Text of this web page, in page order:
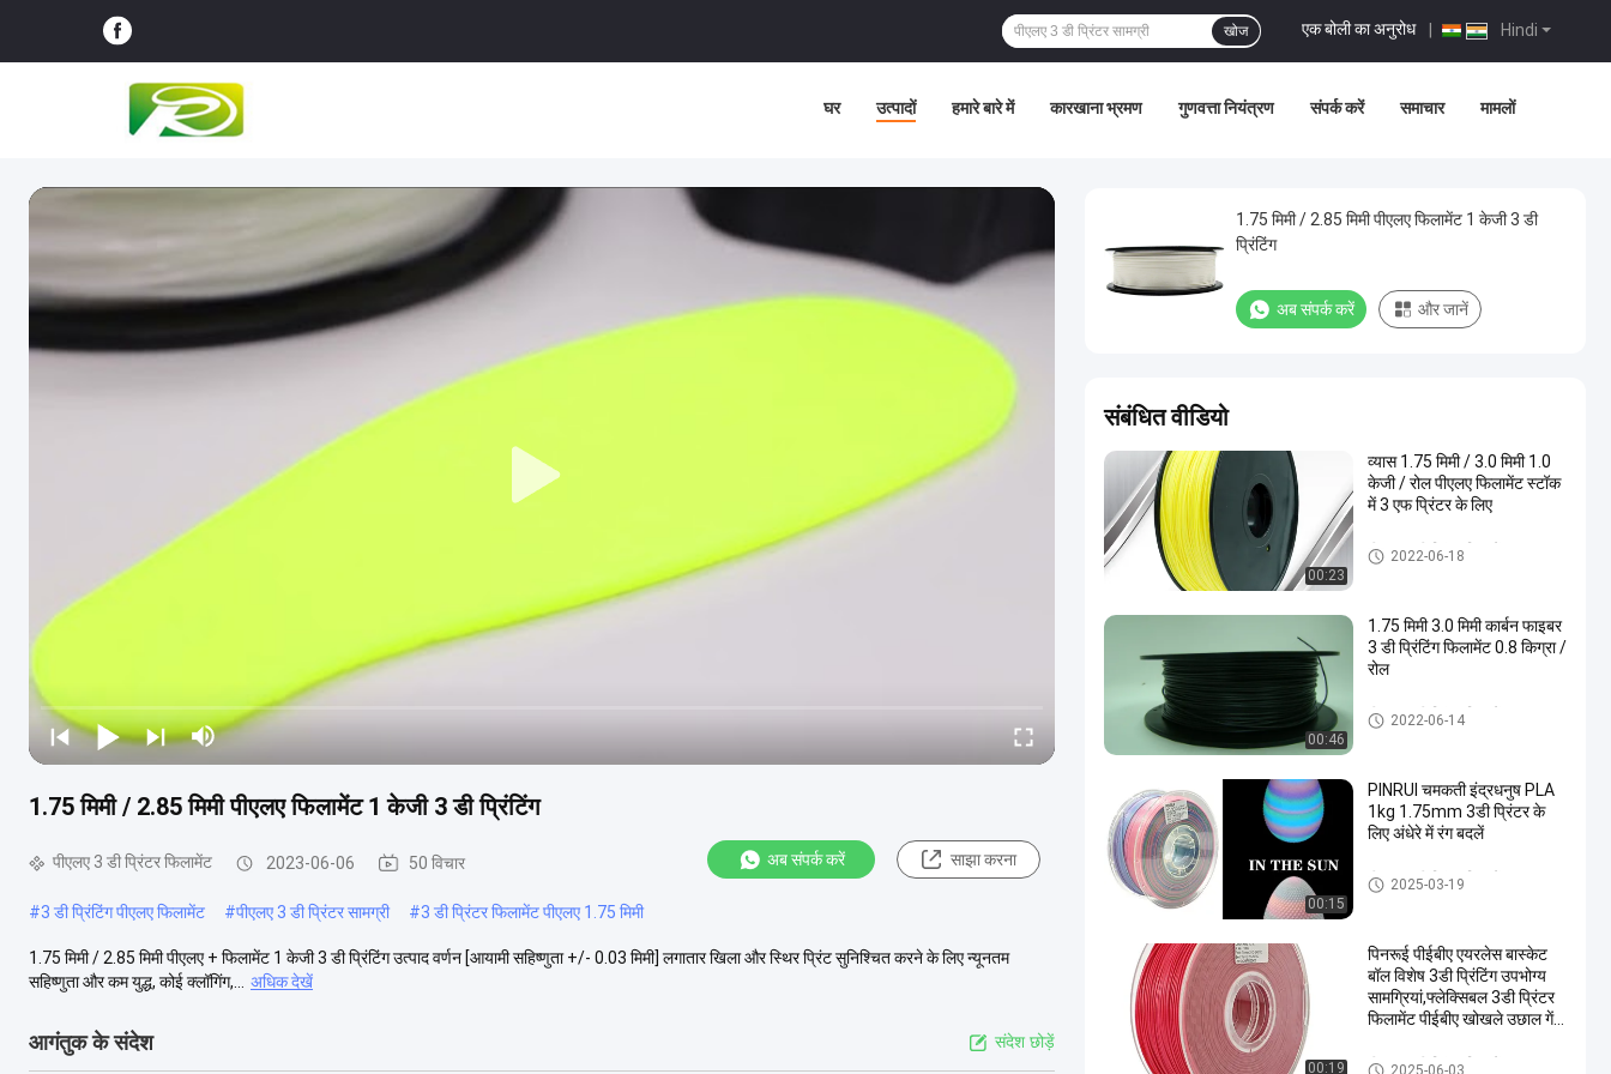
Hindi
एक बोली का अनुरोध
खोज
घर उत्पादों हमारे बारे में कारखाना भ्रमण गुणवत्ता नियंत्रण संपर्क करें समाचार मामलों
1.75 मिमी / 2.85 मिमी पीएलए फिलामेंट 1 केजी 3 डी प्रिंटिंग
पीएलए 3 डी प्रिंटर फिलामेंट 2023-06-06 50 विचार अब संपर्क करें साझा करना
#3 डी प्रिंटिंग पीएलए फिलामेंट #पीएलए 3 डी प्रिंटर सामग्री #3 डी प्रिंटर फिलामेंट पीएलए 1.75 मिमी
1.75 मिमी / 2.85 मिमी पीएलए + फिलामेंट 1 केजी 3 डी प्रिंटिंग उत्पाद वर्णन [आयामी सहिष्णुता +/- 0.03 मिमी] लगातार खिला और स्थिर प्रिंट सुनिश्चित करने के लिए न्यूनतम
सहिष्णुता और कम युद्ध, कोई क्लॉगिंग,...
अधिक देखें
आगंतुक के संदेश संदेश छोड़ें
1.75 मिमी / 2.85 मिमी पीएलए फिलामेंट 1 केजी 3 डी
प्रिंटिंग
अब संपर्क करें और जानें
संबंधित वीडियो
00:23
व्यास 1.75 मिमी / 3.0 मिमी 1.0
केजी / रोल पीएलए फिलामेंट स्टॉक
में 3 एफ प्रिंटर के लिए
पीएलए 3 डी प्रिंटर फिलामेंट
2022-06-18
00:46
1.75 मिमी 3.0 मिमी कार्बन फाइबर
3 डी प्रिंटिंग फिलामेंट 0.8 किग्रा /
रोल
पीएलए 3 डी प्रिंटर फिलामेंट
2022-06-14
00:15
PINRUI चमकती इंद्रधनुष PLA
1kg 1.75mm 3डी प्रिंटर के
लिए अंधेरे में रंग बदलें
पीएलए 3 डी प्रिंटर फिलामेंट
2025-03-19
00:19
पिनरूई पीईबीए एयरलेस बास्केट
बॉल विशेष 3डी प्रिंटिंग उपभोग्य
सामग्रियां,फ्लेक्सिबल 3डी प्रिंटर
फिलामेंट पीईबीए खोखले उछाल गेंद
पीएलए 3 डी प्रिंटर फिलामेंट
2025-06-03